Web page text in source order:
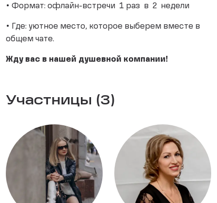
• Формат: офлайн-встречи 1 раз в 2 недели
• Где: уютное место, которое выберем вместе в
общем чате.
Жду вас в нашей душевной компании!
Участницы (3)